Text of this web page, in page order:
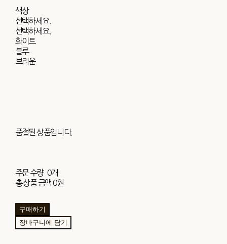
색상
선택하세요.
선택하세요.
화이트
블루
브라운
품절된 상품입니다.
주문 수량 0개
총 상품 금액0원
구매하기
장바구니에 담기